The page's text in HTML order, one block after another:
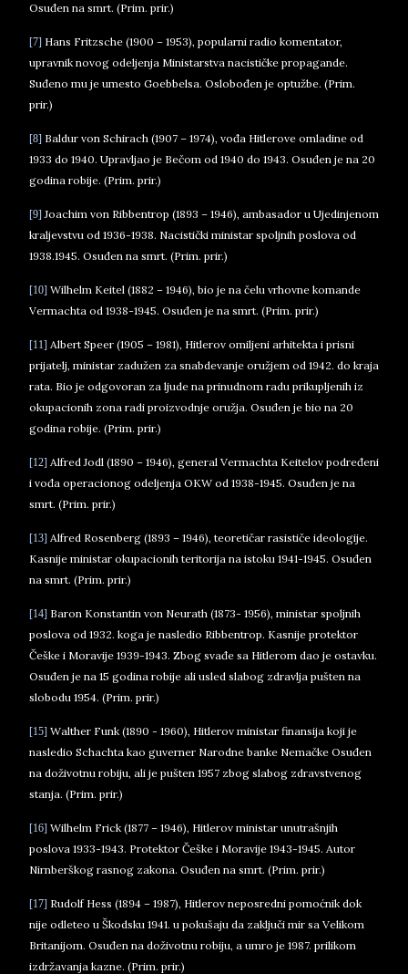
Osuđen na smrt. (Prim. prir.)
[7] Hans Fritzsche (1900 – 1953), popularni radio komentator,
upravnik novog odeljenja Ministarstva nacističke propagande.
Suđeno mu je umesto Goebbelsa. Oslobođen je optužbe. (Prim.
prir.)
[8] Baldur von Schirach (1907 – 1974), vođa Hitlerove omladine od
1933 do 1940. Upravljao je Bečom od 1940 do 1943. Osuđen je na 20
godina robije. (Prim. prir.)
[9] Joachim von Ribbentrop (1893 – 1946), ambasador u Ujedinjenom
kraljevstvu od 1936-1938. Nacistički ministar spoljnih poslova od
1938.1945. Osuđen na smrt. (Prim. prir.)
[10] Wilhelm Keitel (1882 – 1946), bio je na čelu vrhovne komande
Vermachta od 1938-1945. Osuđen je na smrt. (Prim. prir.)
[11] Albert Speer (1905 – 1981), Hitlerov omiljeni arhitekta i prisni
prijatelj, ministar zadužen za snabdevanje oružjem od 1942. do kraja
rata. Bio je odgovoran za ljude na prinudnom radu prikupljenih iz
okupacionih zona radi proizvodnje oružja. Osuđen je bio na 20
godina robije. (Prim. prir.)
[12] Alfred Jodl (1890 – 1946), general Vermachta Keitelov podređeni
i vođa operacionog odeljenja OKW od 1938-1945. Osuđen je na
smrt. (Prim. prir.)
[13] Alfred Rosenberg (1893 – 1946), teoretičar rasističe ideologije.
Kasnije ministar okupacionih teritorija na istoku 1941-1945. Osuđen
na smrt. (Prim. prir.)
[14] Baron Konstantin von Neurath (1873- 1956), ministar spoljnih
poslova od 1932. koga je nasledio Ribbentrop. Kasnije protektor
Češke i Moravije 1939-1943. Zbog svađe sa Hitlerom dao je ostavku.
Osuđen je na 15 godina robije ali usled slabog zdravlja pušten na
slobodu 1954. (Prim. prir.)
[15] Walther Funk (1890 - 1960), Hitlerov ministar finansija koji je
nasledio Schachta kao guverner Narodne banke Nemačke Osuđen
na doživotnu robiju, ali je pušten 1957 zbog slabog zdravstvenog
stanja. (Prim. prir.)
[16] Wilhelm Frick (1877 – 1946), Hitlerov ministar unutrašnjih
poslova 1933-1943. Protektor Češke i Moravije 1943-1945. Autor
Nirnberškog rasnog zakona. Osuđen na smrt. (Prim. prir.)
[17] Rudolf Hess (1894 – 1987), Hitlerov neposredni pomoćnik dok
nije odleteo u Škodsku 1941. u pokušaju da zaključi mir sa Velikom
Britanijom. Osuđen na doživotnu robiju, a umro je 1987. prilikom
izdržavanja kazne. (Prim. prir.)